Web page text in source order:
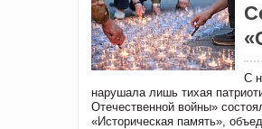
С
нарушала лишь тихая
Отечественной войны»
«Историческая память»,